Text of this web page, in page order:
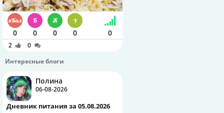
0 0 0 0 0
2
0
Интересные блоги
Полина
06-08-2026
Дневник питания за 05.08.2026